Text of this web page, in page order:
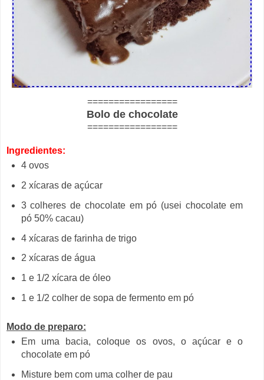
=================
Bolo de chocolate
=================
Ingredientes:
4 ovos
2 xícaras de açúcar
3 colheres de chocolate em pó (usei chocolate em
pó 50% cacau)
4 xícaras de farinha de trigo
2 xícaras de água
1 e 1/2 xícara de óleo
1 e 1/2 colher de sopa de fermento em pó
Modo de preparo:
Em uma bacia, coloque os ovos, o açúcar e o
chocolate em pó
Misture bem com uma colher de pau